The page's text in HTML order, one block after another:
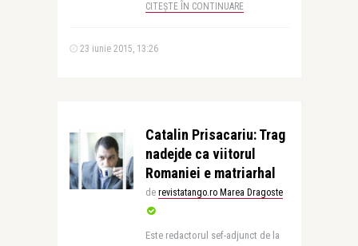
CITEȘTE ÎN CONTINUARE
23 iunie 2015, 13:26
Catalin Prisacariu: Trag
nadejde ca viitorul
Romaniei e matriarhal
de revistatango.ro Marea Dragoste
Este redactorul sef-adjunct de la